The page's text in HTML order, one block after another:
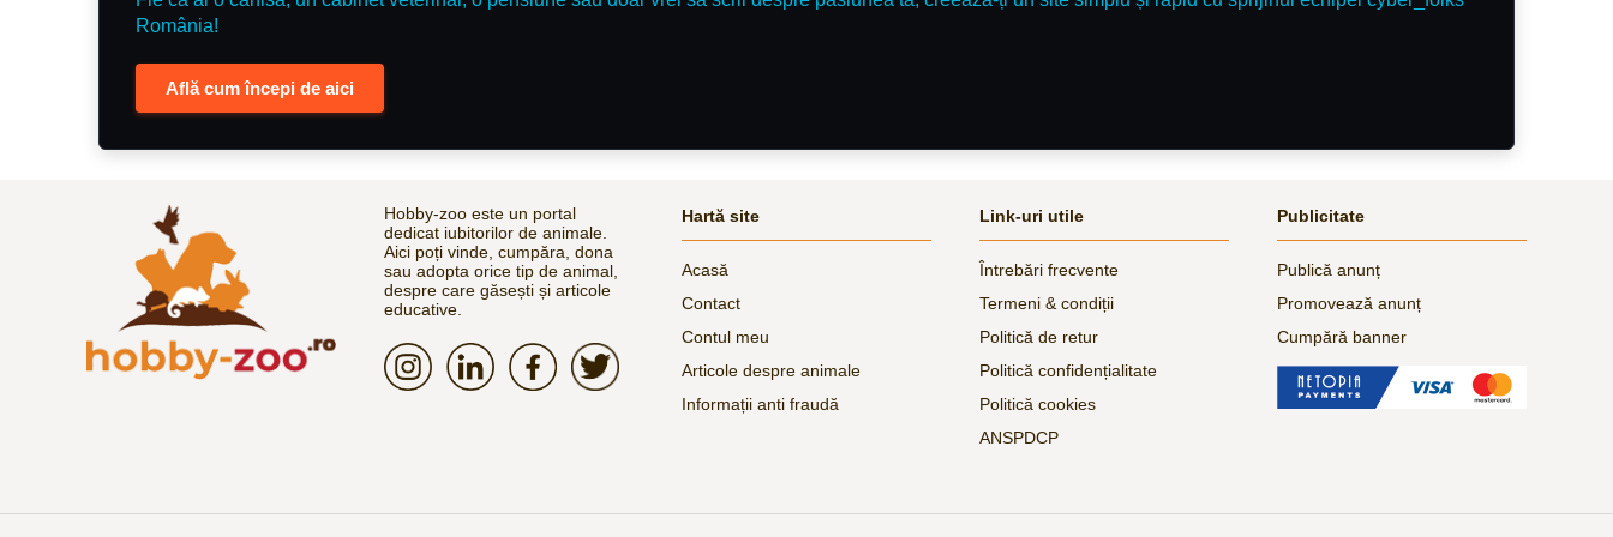
România!
Află cum începi de aici
Hobby-zoo este un portal
dedicat iubitorilor de animale.
Aici poți vinde, cumpăra, dona
sau adopta orice tip de animal,
despre care găsești și articole
educative.
Hartă site
Acasă
Contact
Contul meu
Articole despre animale
Informații anti fraudă
Link-uri utile
Întrebări frecvente
Termeni & condiții
Politică de retur
Politică confidențialitate
Politică cookies
ANSPDCP
Publicitate
Publică anunț
Promovează anunț
Cumpără banner